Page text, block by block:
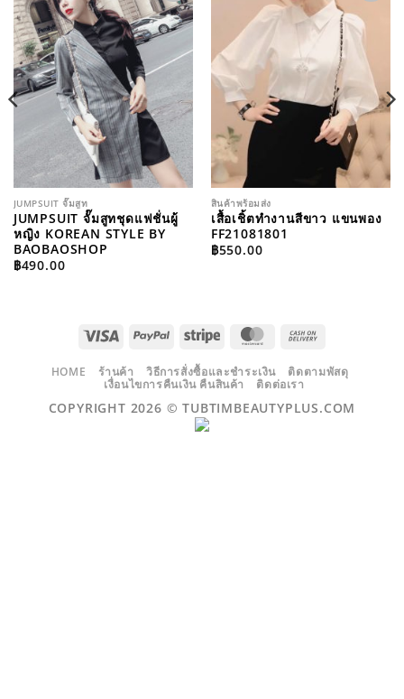
ADD TO
WISHLIST
JUMPSUIT จั๊มสูท
JUMPSUIT จั๊มสูทชุดแฟชั่นผู้
หญิง KOREAN STYLE BY
BAOBAOSHOP
฿490.00
ADD TO
WISHLIST
สินค้าพร้อมส่ง
เสื้อเชิ้ตทำงานสีขาว แขนพอง
FF21081801
฿550.00
VISA PAYPALSTRIPE MASTERCARD
DELIVERY
HOME ร้านค้า วิธีการสั่งซื้อและชำระเงิน
ติดตามพัสดุ
เงื่อนไขการคืนเงิน คืนสินค้า
ติดต่อเรา
COPYRIGHT 2026 ©TUBTIMBEAUTYPLUS.COM